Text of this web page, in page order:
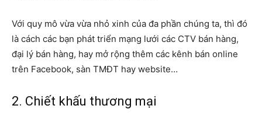
Với quy mô vừa vừa nhỏ xinh của đa phần chúng ta, thì đó
là cách các bạn phát triển mạng lưới các CTV bán hàng,
đại lý bán hàng, hay mở rộng thêm các kênh bán online
trên Facebook, sàn TMĐT hay website…
2. Chiết khấu thương mại